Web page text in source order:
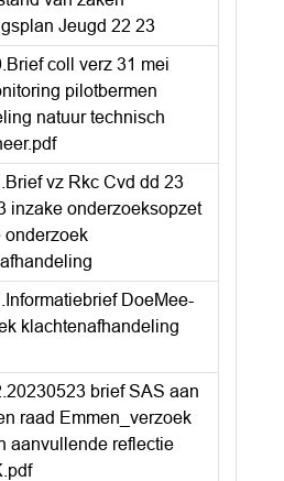
Jeugd 22 23
coll verz 31 mei
pilotbermen
natuur technisch
vz Rkc Cvd dd 23
inzake onderzoeksopzet
onderzoek
DoeMee-
klachtenafhandeling
brief SAS aan
raad Emmen_verzoek
aanvullende reflectie